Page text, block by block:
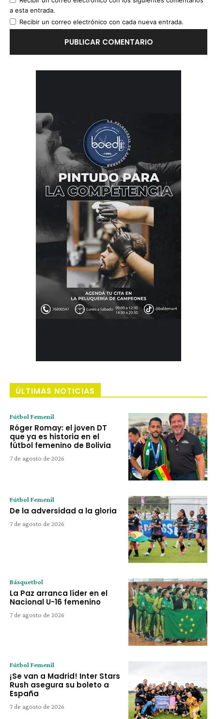
a esta entrada.
Recibir un correo electrónico con cada nueva entrada.
ÚLTIMAS NOTICIAS
Fútbol Femenil
Róger Romay: el joven DT
que ya es historia en el
fútbol femenino de Bolivia
7 de agosto de 2026
Fútbol Femenil
De la adversidad a la gloria
7 de agosto de 2026
Básquetbol
La Paz arranca líder en el
Nacional U-16 femenino
7 de agosto de 2026
Fútbol Femenil
¡Se van a Madrid! Inter Stars
Rush asegura su boleto a
España
7 de agosto de 2026